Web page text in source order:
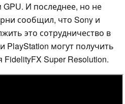
И последнее, но не
сообщил, что Sony и
это сотрудничество в
PlayStation могут получить
Super Resolution.